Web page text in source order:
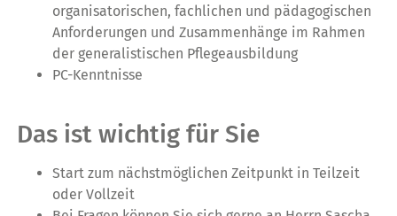
organisatorischen, fachlichen und pädagogischen
Anforderungen und Zusammenhänge im Rahmen
der generalistischen Pflegeausbildung
PC-Kenntnisse
Das ist wichtig für Sie
Start zum nächstmöglichen Zeitpunkt in Teilzeit
oder Vollzeit